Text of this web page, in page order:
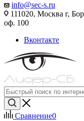
info@sec-s.ru
111020, Москва г,
оф. 100
Вконтакте
Сравнение0